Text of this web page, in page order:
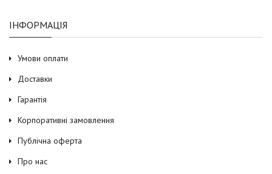
ІНФОРМАЦІЯ
Умови оплати
Доставки
Гарантія
Корпоративні замовлення
Публічна оферта
Про нас